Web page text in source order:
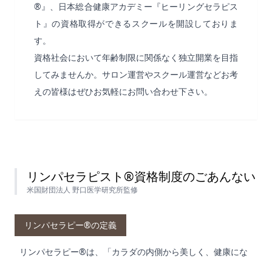
®』、日本総合健康アカデミー『ヒーリングセラピス
ト』の資格取得ができるスクールを開設しておりま
す。
資格社会において年齢制限に関係なく独立開業を目指
してみませんか。サロン運営やスクール運営などお考
えの皆様はぜひお気軽にお問い合わせ下さい。
リンパセラピスト®資格制度のごあんない
米国財団法人 野口医学研究所監修
リンパセラピー®の定義
リンパセラピー®は、「カラダの内側から美しく、健康にな